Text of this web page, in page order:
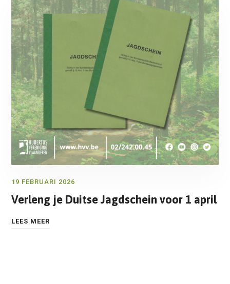
19 FEBRUARI 2026
Verleng je Duitse Jagdschein voor 1 april
LEES MEER